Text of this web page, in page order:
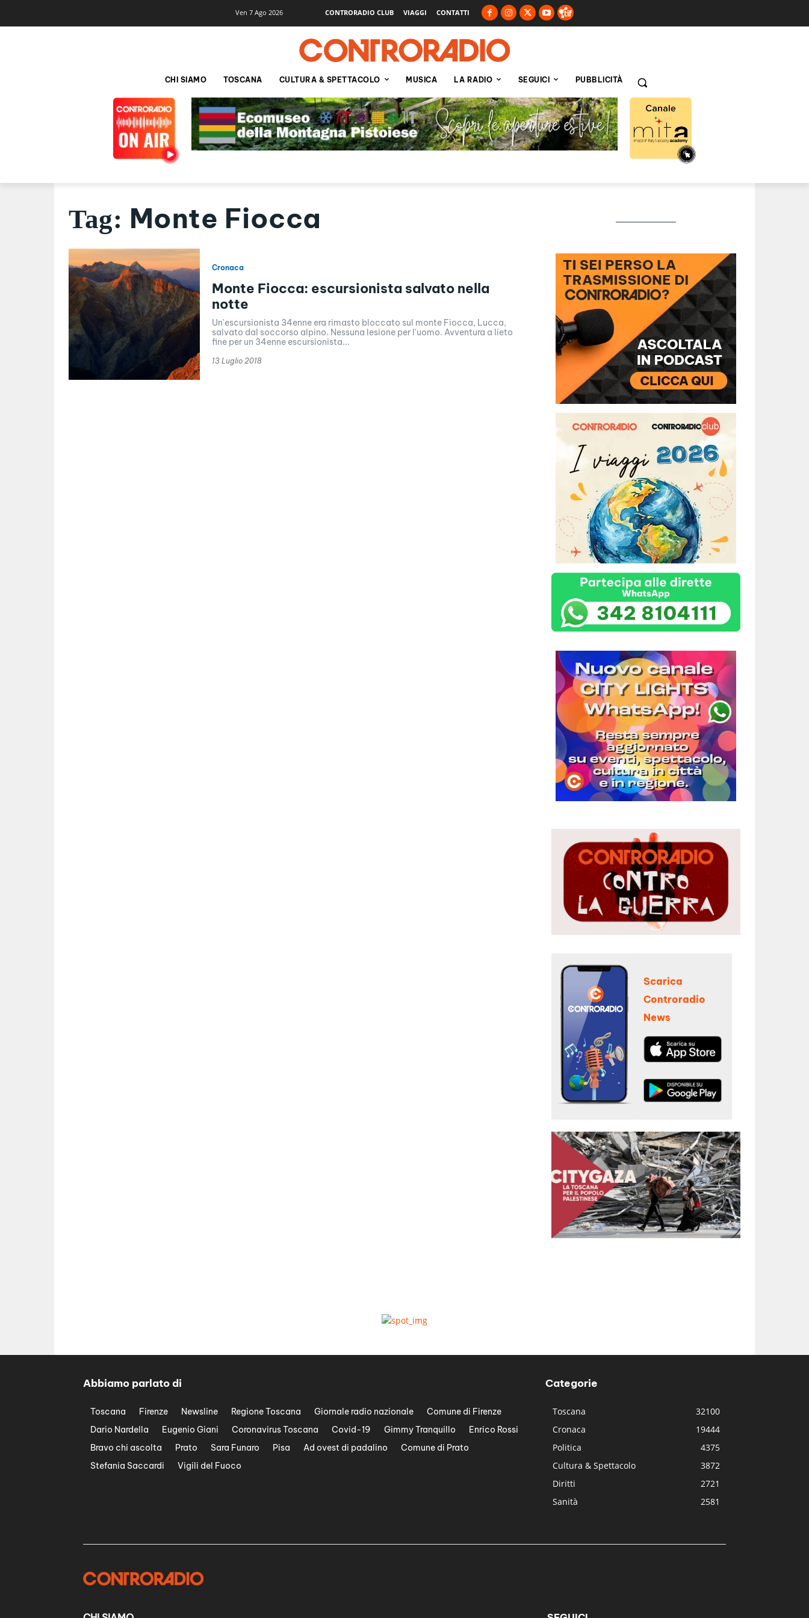
Ven 7 Ago 2026 CONTRORADIO CLUB VIAGGI CONTATTI
CHI SIAMO TOSCANA CULTURA & SPETTACOLO MUSICA LA RADIO SEGUICI PUBBLICITÀ
Tag: Monte Fiocca
Cronaca
Monte Fiocca: escursionista salvato nella
notte
Un'escursionista 34enne era rimasto bloccato sul monte Fiocca, Lucca,
salvato dal soccorso alpino. Nessuna lesione per l'uomo. Avventura a lieto
fine per un 34enne escursionista...
13 Luglio 2018
Scarica
Controradio
News
Abbiamo parlato di
Toscana Firenze Newsline Regione Toscana Giornale radio nazionale
Comune di Firenze
Dario Nardella
Eugenio Giani Coronavirus Toscana Covid-19 Gimmy Tranquillo
Enrico Rossi
Bravo chi ascolta
Prato Sara Funaro Pisa Ad ovest di padalino
Comune di Prato
Stefania Saccardi
Vigili del Fuoco
Categorie
Toscana
32100
Cronaca
19444
Politica
4375
Cultura & Spettacolo
3872
Diritti
2721
Sanità
2581